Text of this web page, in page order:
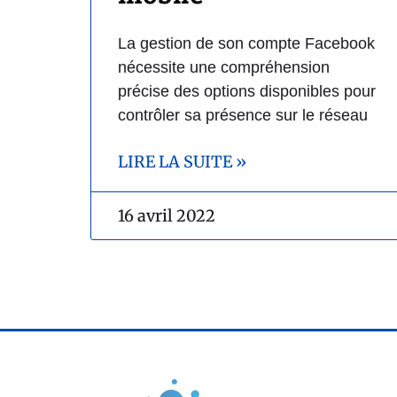
La gestion de son compte Facebook
nécessite une compréhension
précise des options disponibles pour
contrôler sa présence sur le réseau
LIRE LA SUITE »
16 avril 2022